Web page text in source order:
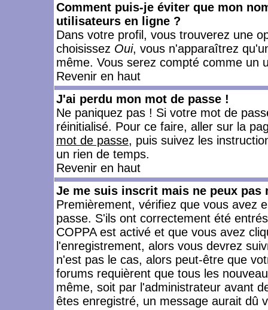
Comment puis-je éviter que mon
utilisateurs en ligne ?
Dans votre profil, vous trouverez une
choisissez Oui, vous n'apparaîtrez
même. Vous serez compté comme un
Revenir en haut
J'ai perdu mon mot de passe !
Ne paniquez pas ! Si votre mot de
réinitialisé. Pour ce faire, aller sur la
mot de passe, puis suivez les
un rien de temps.
Revenir en haut
Je me suis inscrit mais ne peux pas
Premièrement, vérifiez que vous avez
passe. S'ils ont correctement été
COPPA est activé et que vous avez
l'enregistrement, alors vous devrez
n'est pas le cas, alors peut-être que
forums requièrent que tous les
même, soit par l'administrateur avant
êtes enregistré, un message aurait dû